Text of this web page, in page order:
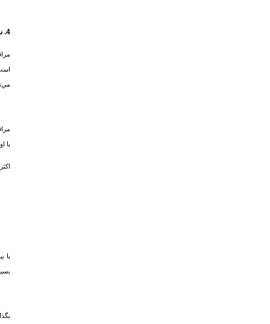
4. نشانه‌های نزدیک شدن زمان مرگ چیست؟ مراقب چگونه مي‌تواند آسایش بیمار را فراهم کند؟
با
با